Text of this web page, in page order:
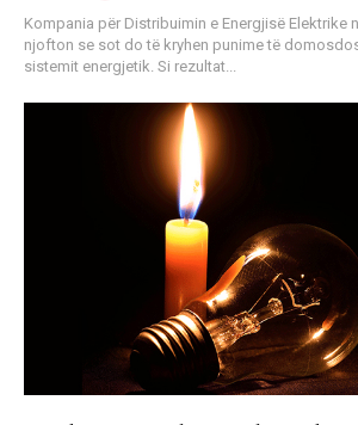
Kompania për Distribuimin e Energjisë Elektrike
njofton se sot do të kryhen punime të
sistemit energjetik. Si rezultat...